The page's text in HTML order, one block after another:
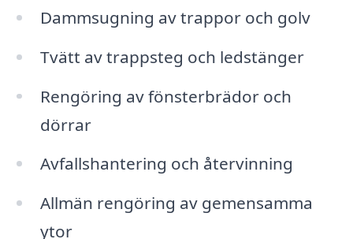
Dammsugning av trappor och golv
Tvätt av trappsteg och ledstänger
Rengöring av fönsterbrädor och
dörrar
Avfallshantering och återvinning
Allmän rengöring av gemensamma
ytor